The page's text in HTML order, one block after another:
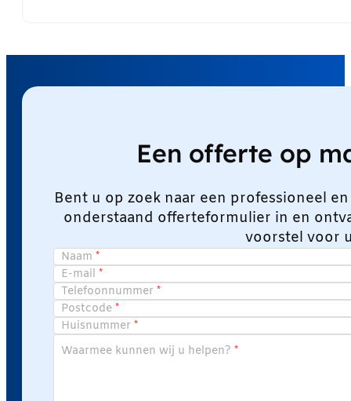
Een offerte op
Bent u op zoek naar een professioneel
onderstaand offerteformulier in en
voorstel voor
Naam
E-mail
Telefoonnummer
Postcode
Huisnummer
Waarmee kunnen wij u helpen?